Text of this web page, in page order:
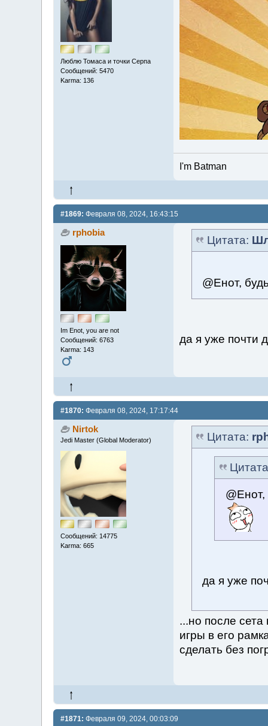
Люблю Томаса и точки Серпа
Сообщений: 5470
Karma: 136
I'm Batman
#1869: Февраля 08, 2024, 16:43:15
rphobia
Im Enot, you are not
Сообщений: 6763
Karma: 143
Цитата:
@Енот,
да я уже почти
#1870: Февраля 08, 2024, 17:17:44
Nirtok
Jedi Master (Global Moderator)
Сообщений: 14775
Karma: 665
Цитата:
да я уже
...но после
игры в его
сделать без
#1871: Февраля 09, 2024, 00:03:09